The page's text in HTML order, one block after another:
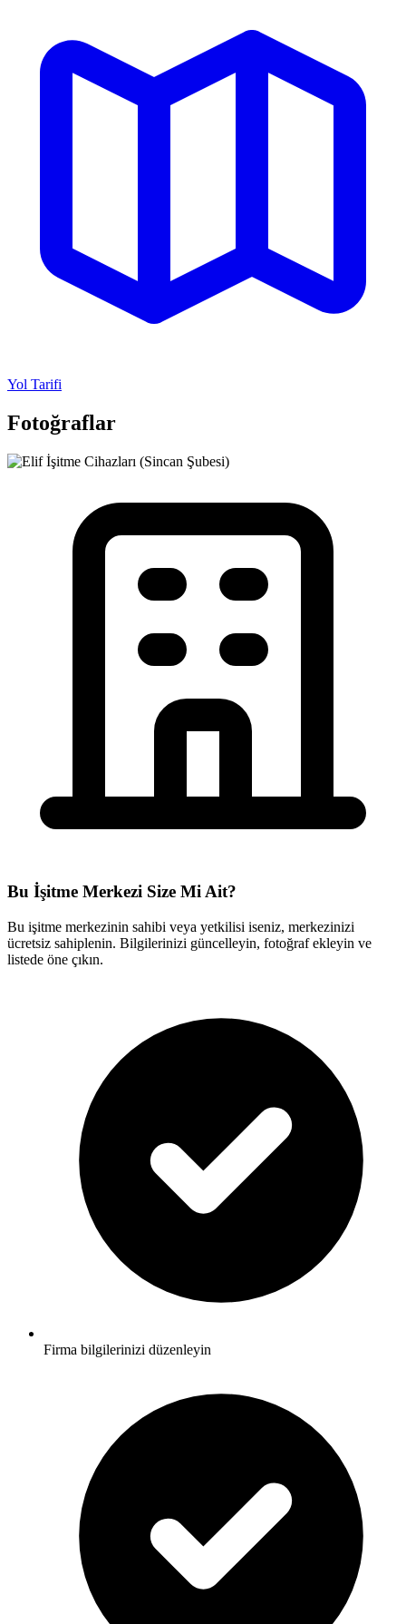
Yol Tarifi
Fotoğraflar
Bu İşitme Merkezi Size Mi Ait?
Bu işitme merkezinin sahibi veya yetkilisi iseniz, merkezinizi
ücretsiz sahiplenin. Bilgilerinizi güncelleyin, fotoğraf ekleyin ve
listede öne çıkın.
Firma bilgilerinizi düzenleyin